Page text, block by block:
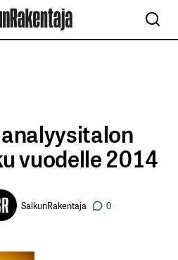
vuodelle 2014
SalkunRakentaja 0